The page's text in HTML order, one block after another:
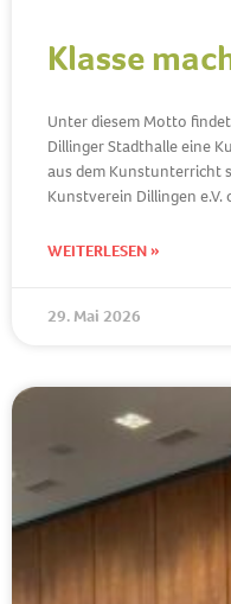
Klasse
Unter diesem Motto
Dillinger Stadthalle eine
aus dem Kunstunterricht
Kunstverein Dillingen
WEITERLESEN »
29. Mai 2026